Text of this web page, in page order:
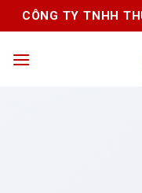
Skip
to
CÔNG TY TNHH